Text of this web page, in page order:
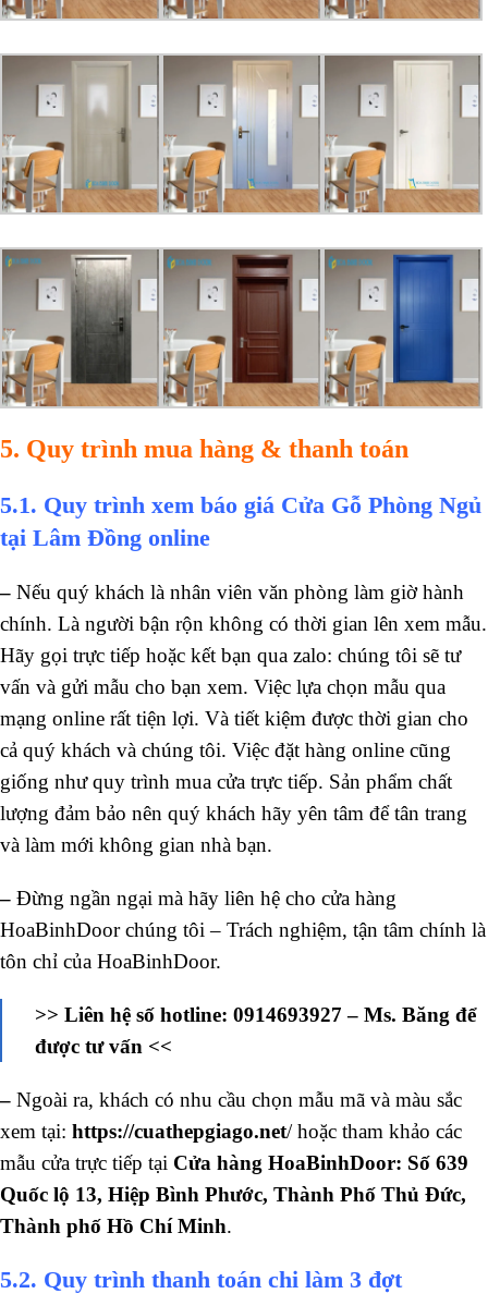
5. Quy trình mua hàng & thanh toán
5.1. Quy trình xem báo giá Cửa Gỗ Phòng Ngủ
tại Lâm Đồng online
– Nếu quý khách là nhân viên văn phòng làm giờ hành
chính. Là người bận rộn không có thời gian lên xem mẫu.
Hãy gọi trực tiếp hoặc kết bạn qua zalo: chúng tôi sẽ tư
vấn và gửi mẫu cho bạn xem. Việc lựa chọn mẫu qua
mạng online rất tiện lợi. Và tiết kiệm được thời gian cho
cả quý khách và chúng tôi. Việc đặt hàng online cũng
giống như quy trình mua cửa trực tiếp. Sản phẩm chất
lượng đảm bảo nên quý khách hãy yên tâm để tân trang
và làm mới không gian nhà bạn.
– Đừng ngần ngại mà hãy liên hệ cho cửa hàng
HoaBinhDoor chúng tôi – Trách nghiệm, tận tâm chính là
tôn chỉ của HoaBinhDoor.
>> Liên hệ số hotline: 0914693927 – Ms. Băng để
được tư vấn <<
– Ngoài ra, khách có nhu cầu chọn mẫu mã và màu sắc
xem tại: https://cuathepgiago.net/hoặc tham khảo các
mẫu cửa trực tiếp tại Cửa hàng HoaBinhDoor: Số 639
Quốc lộ 13, Hiệp Bình Phước, Thành Phố Thủ Đức,
Thành phố Hồ Chí Minh.
5.2. Quy trình thanh toán chi làm 3 đợt